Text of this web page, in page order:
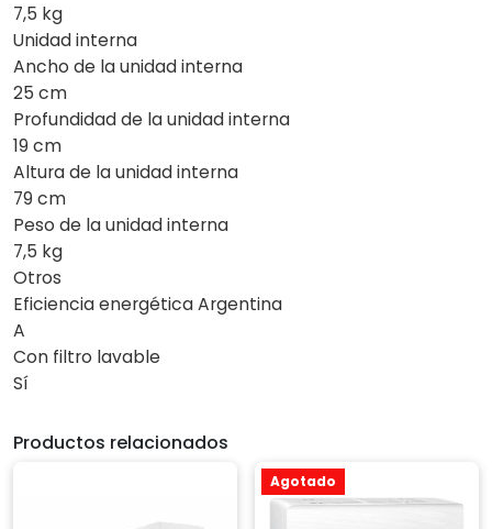
7,5 kg
Unidad interna
Ancho de la unidad interna
25 cm
Profundidad de la unidad interna
19 cm
Altura de la unidad interna
79 cm
Peso de la unidad interna
7,5 kg
Otros
Eficiencia energética Argentina
A
Con filtro lavable
Sí
Productos relacionados
Agotado